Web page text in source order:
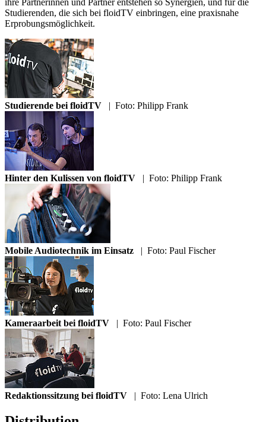
ihre Partnerinnen und Partner entstehen so Synergien, und für die
Studierenden, die sich bei floidTV einbringen, eine praxisnahe
Erprobungsmöglichkeit.
Studierende bei floidTV | Foto: Philipp Frank
Hinter den Kulissen von floidTV | Foto: Philipp Frank
Mobile Audiotechnik im Einsatz | Foto: Paul Fischer
Kameraarbeit bei floidTV | Foto: Paul Fischer
Redaktionssitzung bei floidTV | Foto: Lena Ulrich